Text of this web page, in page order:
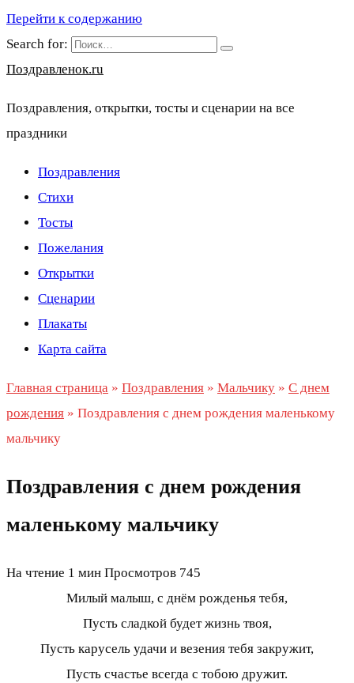
Перейти к содержанию
Search for:
Поздравленок.ru
Поздравления, открытки, тосты и сценарии на все
праздники
Поздравления
Стихи
Тосты
Пожелания
Открытки
Сценарии
Плакаты
Карта сайта
Главная страница » Поздравления » Мальчику » С днем
рождения » Поздравления с днем рождения маленькому
мальчику
Поздравления с днем рождения
маленькому мальчику
На чтение 1 мин Просмотров 745
Милый малыш, с днём рожденья тебя,
Пусть сладкой будет жизнь твоя,
Пусть карусель удачи и везения тебя закружит,
Пусть счастье всегда с тобою дружит.